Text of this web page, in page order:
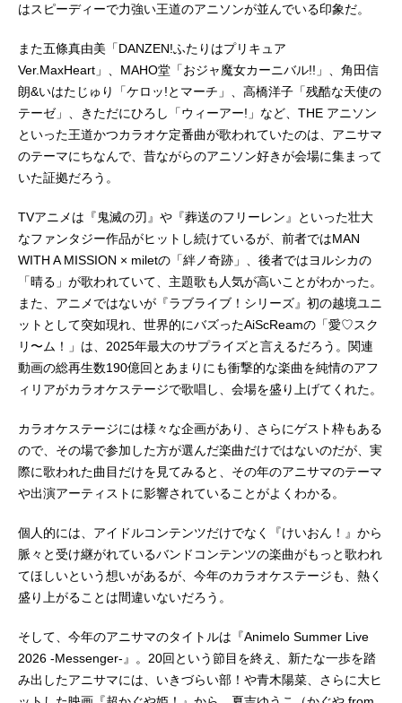
はスピーディーで力強い王道のアニソンが並んでいる印象だ。
また五條真由美「DANZEN!ふたりはプリキュア
Ver.MaxHeart」、MAHO堂「おジャ魔女カーニバル!!」、角田信
朗&いはたじゅり「ケロッ!とマーチ」、高橋洋子「残酷な天使の
テーゼ」、きただにひろし「ウィーアー!」など、THE アニソン
といった王道かつカラオケ定番曲が歌われていたのは、アニサマ
のテーマにちなんで、昔ながらのアニソン好きが会場に集まって
いた証拠だろう。
TVアニメは『鬼滅の刃』や『葬送のフリーレン』といった壮大
なファンタジー作品がヒットし続けているが、前者ではMAN
WITH A MISSION × miletの「絆ノ奇跡」、後者ではヨルシカの
「晴る」が歌われていて、主題歌も人気が高いことがわかった。
また、アニメではないが『ラブライブ！シリーズ』初の越境ユニ
ットとして突如現れ、世界的にバズったAiScReamの「愛♡スク
リ〜ム！」は、2025年最大のサプライズと言えるだろう。関連
動画の総再生数190億回とあまりにも衝撃的な楽曲を純情のアフ
ィリアがカラオケステージで歌唱し、会場を盛り上げてくれた。
カラオケステージには様々な企画があり、さらにゲスト枠もある
ので、その場で参加した方が選んだ楽曲だけではないのだが、実
際に歌われた曲目だけを見てみると、その年のアニサマのテーマ
や出演アーティストに影響されていることがよくわかる。
個人的には、アイドルコンテンツだけでなく『けいおん！』から
脈々と受け継がれているバンドコンテンツの楽曲がもっと歌われ
てほしいという想いがあるが、今年のカラオケステージも、熱く
盛り上がることは間違いないだろう。
そして、今年のアニサマのタイトルは『Animelo Summer Live
2026 -Messenger-』。20回という節目を終え、新たな一歩を踏
み出したアニサマには、いきづらい部！や青木陽菜、さらに大ヒ